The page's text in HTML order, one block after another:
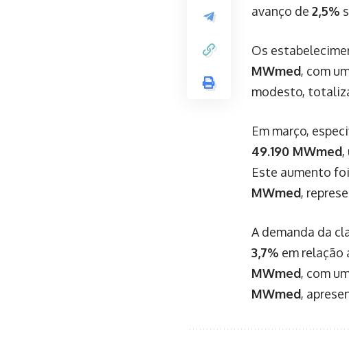
avanço de 2,5%
Os
MWmed, com
modesto,
Em março,
49.190 MWmed,
Este aumento
MWmed,
A demanda da
3,7% em relação
MWmed, com
MWmed,